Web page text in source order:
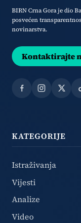
BIRN Crna Gora je dio
posvećen
novinarstva.
Kontaktirajte
FacebookX
KATEGORIJE
Istraživanja
Vijesti
Analize
Video